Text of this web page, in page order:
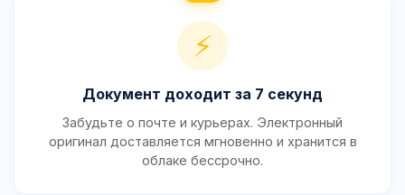
⚡
Документ доходит за 7 секунд
Забудьте о почте и курьерах. Электронный
оригинал доставляется мгновенно и хранится в
облаке бессрочно.